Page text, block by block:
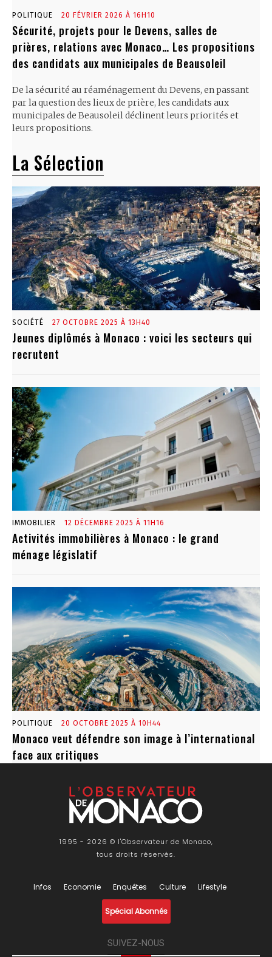
POLITIQUE 20 FÉVRIER 2026 À 16H10
Sécurité, projets pour le Devens, salles de
prières, relations avec Monaco… Les propositions
des candidats aux municipales de Beausoleil
De la sécurité au réaménagement du Devens, en passant
par la question des lieux de prière, les candidats aux
municipales de Beausoleil déclinent leurs priorités et
leurs propositions.
La Sélection
SOCIÉTÉ 27 OCTOBRE 2025 À 13H40
Jeunes diplômés à Monaco : voici les secteurs qui
recrutent
IMMOBILIER 12 DÉCEMBRE 2025 À 11H16
Activités immobilières à Monaco : le grand
ménage législatif
POLITIQUE 20 OCTOBRE 2025 À 10H44
Monaco veut défendre son image à l’international
face aux critiques
1995 - 2026 © l'Observateur de Monaco,
tous droits réservés.
Infos Economie Enquêtes Culture Lifestyle
Spécial Abonnés
SUIVEZ-NOUS